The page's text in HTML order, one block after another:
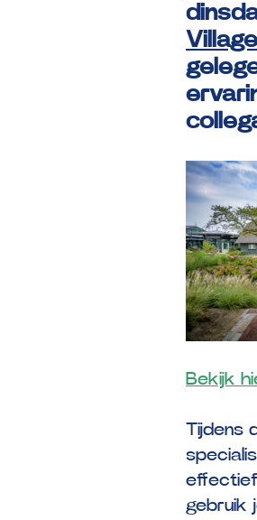
Bekijk
Tijdens
effectief
gebruik